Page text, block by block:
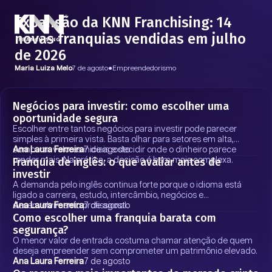
Expansão da KNN Franchising: 14
novas franquias vendidas em julho
de 2026
Maria Luiza Melo7 de agosto●Empreendedorismo
Negócios para investir: como escolher uma
oportunidade segura
Escolher entre tantos negócios para investir pode parecer
simples à primeira vista. Basta olhar para setores em alta,
comparar valores iniciais e decidir onde o dinheiro parece
render mais. Na prática, a decisão é bem mais complexa.
Ana Laura Ferreira7 de agosto
Franquia de inglês: o que avaliar antes de
investir
A demanda pelo inglês continua forte porque o idioma está
ligado a carreira, estudo, intercâmbio, negócios e
desenvolvimento profissional.
Ana Laura Ferreira7 de agosto
Como escolher uma franquia barata com
segurança?
O menor valor de entrada costuma chamar atenção de quem
deseja empreender sem comprometer um patrimônio elevado.
Ana Laura Ferreira7 de agosto